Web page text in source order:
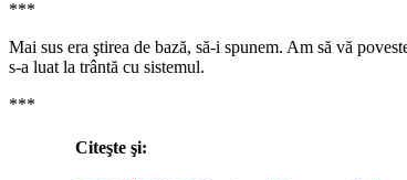
***
Mai sus era ştirea de bază, să-i spunem. Am să vă
s-a luat la trântă cu sistemul.
***
Citeşte şi: